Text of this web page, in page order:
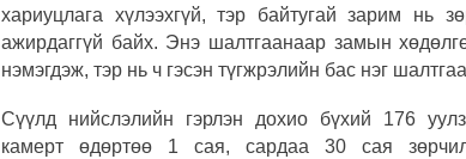
хариуцлага хүлээхгүй, тэр байтугай зарим нь
ажирдаггүй байх. Энэ шалтгаанаар замын
нэмэгдэж, тэр нь ч гэсэн түгжрэлийн бас нэг
Сүүлд нийслэлийн гэрлэн дохио бүхий 176
камерт өдөртөө 1 сая, сардаа 30 сая зөрчил